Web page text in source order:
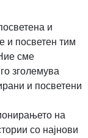
и
и посветен тим
сме
зголемува
и посветени
на
со најнови